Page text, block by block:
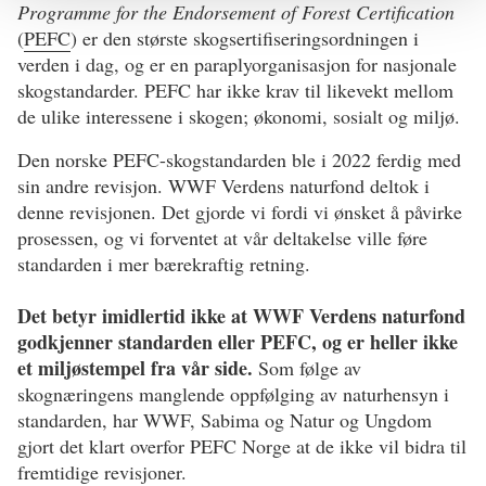
Programme for the Endorsement of Forest Certification
(PEFC) er den største skogsertifiseringsordningen i
verden i dag, og er en paraplyorganisasjon for nasjonale
skogstandarder. PEFC har ikke krav til likevekt mellom
de ulike interessene i skogen; økonomi, sosialt og miljø.
Den norske PEFC-skogstandarden ble i 2022 ferdig med
sin andre revisjon. WWF Verdens naturfond deltok i
denne revisjonen. Det gjorde vi fordi vi ønsket å påvirke
prosessen, og vi forventet at vår deltakelse ville føre
standarden i mer bærekraftig retning.
Det betyr imidlertid ikke at WWF Verdens naturfond
godkjenner standarden eller PEFC, og er heller ikke
et miljøstempel fra vår side. Som følge av
skognæringens manglende oppfølging av naturhensyn i
standarden, har WWF, Sabima og Natur og Ungdom
gjort det klart overfor PEFC Norge at de ikke vil bidra til
fremtidige revisjoner.